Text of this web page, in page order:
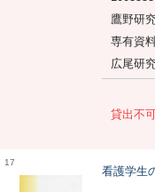
鷹野研
専有資
広尾研
貸出不
17
看護学生